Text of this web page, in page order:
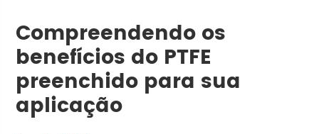
Compreendendo os
benefícios do PTFE
preenchido para sua
aplicação